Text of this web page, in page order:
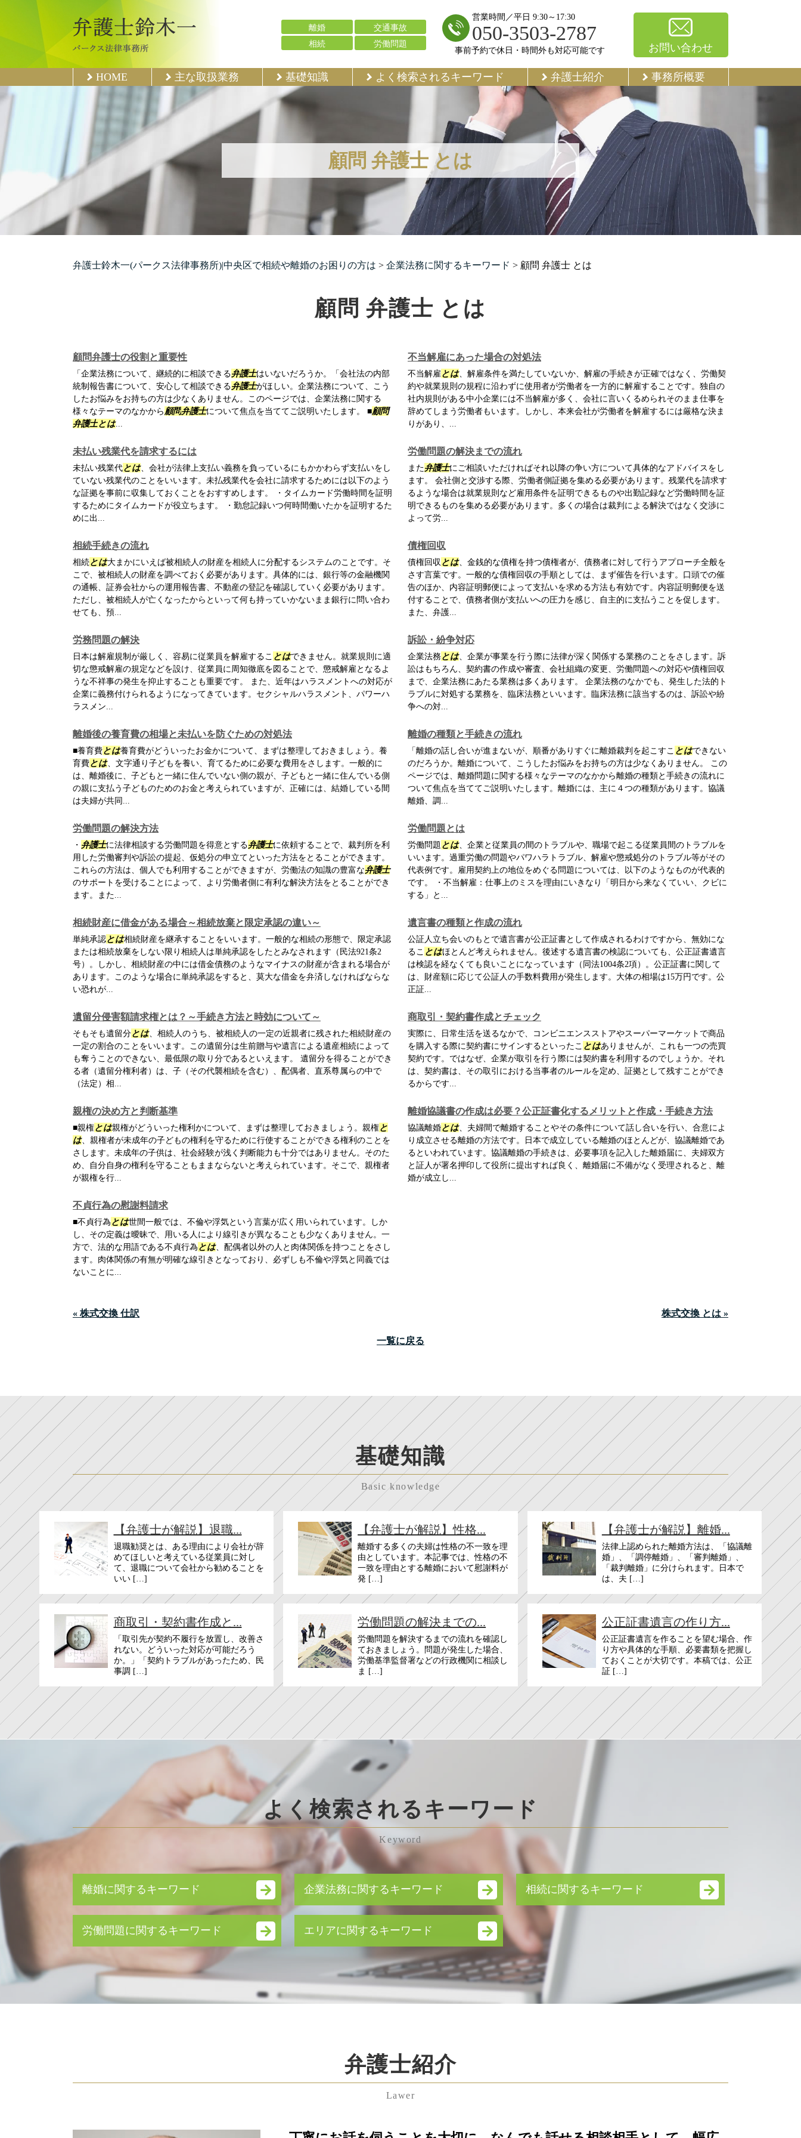
顧問 弁護士 とは
離婚
交通事故
相続
労働問題
営業時間／平日 9:30～17:30
050-3503-2787
事前予約で休日・時間外も対応可能です お問い合わせ
HOME 主な取扱業務 基礎知識 よく検索されるキーワード 弁護士紹介 事務所概要
弁護士鈴木一(パークス法律事務所)|中央区で相続や離婚のお困りの方は > 企業法務に関するキーワード > 顧問 弁護士 とは
顧問 弁護士 とは
顧問弁護士の役割と重要性
「企業法務について、継続的に相談できる弁護士はいないだろうか。「会社法の内部
統制報告書について、安心して相談できる弁護士がほしい。企業法務について、こう
したお悩みをお持ちの方は少なくありません。このページでは、企業法務に関する
様々なテーマのなかから顧問弁護士について焦点を当ててご説明いたします。 ■顧問
弁護士とは...
不当解雇にあった場合の対処法
不当解雇とは、解雇条件を満たしていないか、解雇の手続きが正確ではなく、労働契
約や就業規則の規程に沿わずに使用者が労働者を一方的に解雇することです。独自の
社内規則がある中小企業には不当解雇が多く、会社に言いくるめられそのまま仕事を
辞めてしまう労働者もいます。しかし、本来会社が労働者を解雇するには厳格な決ま
りがあり、...
未払い残業代を請求するには
未払い残業代とは、会社が法律上支払い義務を負っているにもかかわらず支払いをし
ていない残業代のことをいいます。未払残業代を会社に請求するためには以下のよう
な証拠を事前に収集しておくことをおすすめします。 ・タイムカード労働時間を証明
するためにタイムカードが役立ちます。 ・勤怠記録いつ何時間働いたかを証明するた
めに出...
労働問題の解決までの流れ
また弁護士にご相談いただければそれ以降の争い方について具体的なアドバイスをし
ます。 会社側と交渉する際、労働者側証拠を集める必要があります。残業代を請求す
るような場合は就業規則など雇用条件を証明できるものや出勤記録など労働時間を証
明できるものを集める必要があります。多くの場合は裁判による解決ではなく交渉に
よって労...
相続手続きの流れ
相続とは大まかにいえば被相続人の財産を相続人に分配するシステムのことです。そ
こで、被相続人の財産を調べておく必要があります。具体的には、銀行等の金融機関
の通帳、証券会社からの運用報告書、不動産の登記を確認していく必要があります。
ただし、被相続人が亡くなったからといって何も持っていかないまま銀行に問い合わ
せても、預...
債権回収
債権回収 とは、金銭的な債権を持つ債権者が、債務者に対して行うアプローチ全般を
さす言葉です。一般的な債権回収の手順としては、まず催告を行います。口頭での催
告のほか、内容証明郵便によって支払いを求める方法も有効です。内容証明郵便を送
付することで、債務者側が支払いへの圧力を感じ、自主的に支払うことを促します。
また、弁護...
労務問題の解決
日本は解雇規制が厳しく、容易に従業員を解雇するこ とはできません。就業規則に適
切な懲戒解雇の規定などを設け、従業員に周知徹底を図ることで、懲戒解雇となるよ
うな不祥事の発生を抑止することも重要です。 また、近年はハラスメントへの対応が
企業に義務付けられるようになってきています。セクシャルハラスメント、パワーハ
ラスメン...
訴訟・紛争対応
企業法務とは、企業が事業を行う際に法律が深く関係する業務のことをさします。訴
訟はもちろん、契約書の作成や審査、会社組織の変更、労働問題への対応や債権回収
まで、企業法務にあたる業務は多くあります。 企業法務のなかでも、発生した法的ト
ラブルに対処する業務を、臨床法務といいます。臨床法務に該当するのは、訴訟や紛
争への対...
離婚後の養育費の相場と未払いを防ぐための対処法
■養育費とは養育費がどういったお金かについて、まずは整理しておきましょう。養
育費とは、文字通り子どもを養い、育てるために必要な費用をさします。一般的に
は、離婚後に、子どもと一緒に住んでいない側の親が、子どもと一緒に住んでいる側
の親に支払う子どものためのお金と考えられていますが、正確には、結婚している間
は夫婦が共同...
離婚の種類と手続きの流れ
「離婚の話し合いが進まないが、順番がありすぐに離婚裁判を起こすこ とはできない
のだろうか。離婚について、こうしたお悩みをお持ちの方は少なくありません。 この
ページでは、離婚問題に関する様々なテーマのなかから離婚の種類と手続きの流れに
ついて焦点を当ててご説明いたします。離婚には、主に４つの種類があります。協議
離婚、調...
労働問題の解決方法
・ 弁護士に法律相談する労働問題を得意とする弁護士に依頼することで、裁判所を利
用した労働審判や訴訟の提起、仮処分の申立てといった方法をとることができます。
これらの方法は、個人でも利用することができますが、労働法の知識の豊富な弁護士
のサポートを受けることによって、より労働者側に有利な解決方法をとることができ
ます。また...
労働問題とは
労働問題とは、企業と従業員の間のトラブルや、職場で起こる従業員間のトラブルを
いいます。過重労働の問題やパワハラトラブル、解雇や懲戒処分のトラブル等がその
代表例です。雇用契約上の地位をめぐる問題については、以下のようなものが代表的
です。 ・不当解雇：仕事上のミスを理由にいきなり「明日から来なくていい、クビに
する」と...
相続財産に借金がある場合～相続放棄と限定承認の違い～
単純承認とは相続財産を継承することをいいます。一般的な相続の形態で、限定承認
または相続放棄をしない限り相続人は単純承認をしたとみなされます（民法921条2
号）。しかし、相続財産の中には借金債務のようなマイナスの財産が含まれる場合が
あります。このような場合に単純承認をすると、莫大な借金を弁済しなければならな
い恐れが...
遺言書の種類と作成の流れ
公証人立ち会いのもとで遺言書が公正証書として作成されるわけですから、無効にな
るこ とはほとんど考えられません。後述する遺言書の検認についても、公正証書遺言
は検認を経なくても良いことになっています（同法1004条2項）。公正証書に関して
は、財産額に応じて公証人の手数料費用が発生します。大体の相場は15万円です。公
正証...
遺留分侵害額請求権とは？～手続き方法と時効について～
そもそも遺留分とは、相続人のうち、被相続人の一定の近親者に残された相続財産の
一定の割合のことをいいます。この遺留分は生前贈与や遺言による遺産相続によって
も奪うことのできない、最低限の取り分であるといえます。 遺留分を得ることができ
る者（遺留分権利者）は、子（その代襲相続を含む）、配偶者、直系尊属らの中で
（法定）相...
商取引・契約書作成とチェック
実際に、日常生活を送るなかで、コンビニエンスストアやスーパーマーケットで商品
を購入する際に契約書にサインするといったこ とはありませんが、これも一つの売買
契約です。ではなぜ、企業が取引を行う際には契約書を利用するのでしょうか。それ
は、契約書は、その取引における当事者のルールを定め、証拠として残すことができ
るからです...
親権の決め方と判断基準
■親権とは親権がどういった権利かについて、まずは整理しておきましょう。親権と
は、親権者が未成年の子どもの権利を守るために行使することができる権利のことを
さします。未成年の子供は、社会経験が浅く判断能力も十分ではありません。そのた
め、自分自身の権利を守ることもままならないと考えられています。そこで、親権者
が親権を行...
離婚協議書の作成は必要？公正証書化するメリットと作成・手続き方法
協議離婚とは、夫婦間で離婚することやその条件について話し合いを行い、合意によ
り成立させる離婚の方法です。日本で成立している離婚のほとんどが、協議離婚であ
るといわれています。協議離婚の手続きは、必要事項を記入した離婚届に、夫婦双方
と証人が署名押印して役所に提出すれば良く、離婚届に不備がなく受理されると、離
婚が成立し...
不貞行為の慰謝料請求
■不貞行為とは世間一般では、不倫や浮気という言葉が広く用いられています。しか
し、その定義は曖昧で、用いる人により線引きが異なることも少なくありません。一
方で、法的な用語である不貞行為とは、配偶者以外の人と肉体関係を持つことをさし
ます。肉体関係の有無が明確な線引きとなっており、必ずしも不倫や浮気と同義では
ないことに...
« 株式交換 仕訳 株式交換 とは »
一覧に戻る
基礎知識
Basic knowledge
【弁護士が解説】退職...
退職勧奨とは、ある理由により会社が辞
めてほしいと考えている従業員に対し
て、退職について会社から勧めることを
いい […]
【弁護士が解説】性格...
離婚する多くの夫婦は性格の不一致を理
由としています。本記事では、性格の不
一致を理由とする離婚において慰謝料が
発 […]
【弁護士が解説】離婚...
法律上認められた離婚方法は、「協議離
婚」、「調停離婚」、「審判離婚」、
「裁判離婚」に分けられます。日本で
は、夫 […]
商取引・契約書作成と...
「取引先が契約不履行を放置し、改善さ
れない。どういった対応が可能だろう
か。」「契約トラブルがあったため、民
事調 […]
労働問題の解決までの...
労働問題を解決するまでの流れを確認し
ておきましょう。問題が発生した場合、
労働基準監督署などの行政機関に相談し
ま […]
公正証書遺言の作り方...
公正証書遺言を作ることを望む場合、作
り方や具体的な手順、必要書類を把握し
ておくことが大切です。本稿では、公正
証 […]
よく検索されるキーワード
Keyword
離婚に関するキーワード
財産分与 とは
不貞行為 とは
不倫 親権
企業法務に関するキーワード
企業 提携
就業規則 とは
会社分割 メリット
事業承継 個人
事業譲渡 契約
労働条件変更 会社都合
相続に関するキーワード
遺言 執行者
相続財産 調査
公正証書遺言 効力
相続人 調査 自分で
遺言書 効力
相続放棄 期間
労働問題に関するキーワード
未払い 退職金
不当解雇 相談
労働問題 相談
雇用契約書 残業代 記載なし
エリアに関するキーワード
東京都 遺言書 弁護士 相談
埼玉県 相続放棄 弁護士 相談
埼玉県 養育費 弁護士 相談
埼玉県 企業法務 弁護士 相談
中央区 不当解雇 弁護士 相談
渋谷区 企業法務 弁護士 相談
中央区 離婚 弁護士 相談
東京都 相続放棄 弁護士 相談
弁護士紹介
Lawer